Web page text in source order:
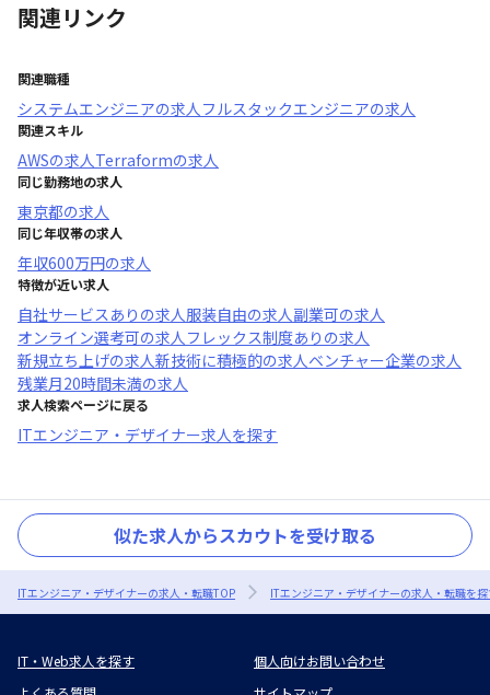
関連リンク
関連職種
システムエンジニアの求人フルスタックエンジニアの求人
関連スキル
AWSの求人Terraformの求人
同じ勤務地の求人
東京都の求人
同じ年収帯の求人
年収600万円の求人
特徴が近い求人
自社サービスあり の求人服装自由の求人副業可の求人
オンライン選考可の求人フレックス制度あり の求人
新規立ち上げの求人新技術に積極的の求人ベンチャー企業の求人
残業月20時間未満の求人
求人検索ページに戻る
ITエンジニア・デザイナー求人を探す
似た求人からスカウトを受け取る
ITエンジニア・デザイナーの求人・転職TOP ITエンジニア・デザイナーの求人・転職を
IT・Web求人を探す
個人向けお問い合わせ